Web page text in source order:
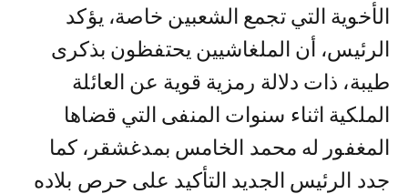
الأخوية التي تجمع الشعبين خاصة، يؤكد
الرئيس، أن الملغاشيين يحتفظون بذكرى
طيبة، ذات دلالة رمزية قوية عن العائلة
الملكية اثناء سنوات المنفى التي قضاها
المغفور له محمد الخامس بمدغشقر، كما
جدد الرئيس الجديد التأكيد على حرص بلاده